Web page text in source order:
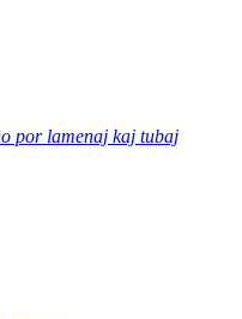
por lamenaj kaj tubaj